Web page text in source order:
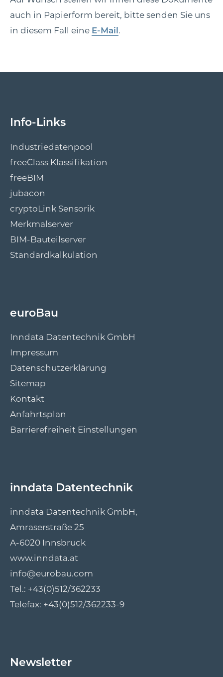
auch in Papierform bereit, bitte senden Sie uns
in diesem Fall eine E-Mail .
Info-Links
Industriedatenpool
freeClass Klassifikation
freeBIM
jubacon
cryptoLink Sensorik
Merkmalserver
BIM-Bauteilserver
Standardkalkulation
euroBau
Inndata Datentechnik GmbH
Impressum
Datenschutzerklärung
Sitemap
Kontakt
Anfahrtsplan
Barrierefreiheit Einstellungen
inndata Datentechnik
inndata Datentechnik GmbH,
Amraserstraße 25
A-6020 Innsbruck
www.inndata.at
info@eurobau.com
Tel.: +43(0)512/362233
Telefax: +43(0)512/362233-9
Newsletter